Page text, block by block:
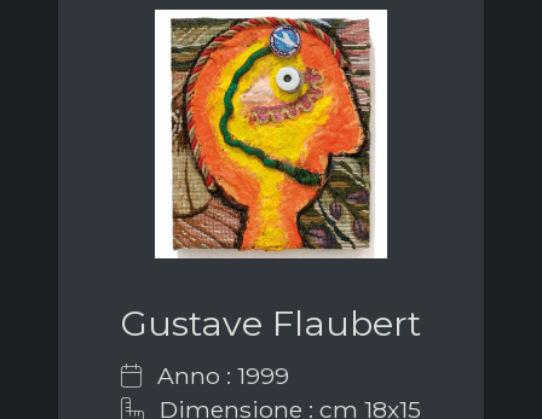
Gustave Flaubert
Anno : 1999
Dimensione : cm 18x15